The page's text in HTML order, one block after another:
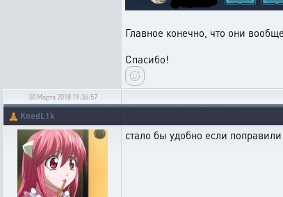
Главное конечно, что они
Спасибо!
30 Марта 2018 19:36:57
🧘 KnedL1k
стало бы удобно если